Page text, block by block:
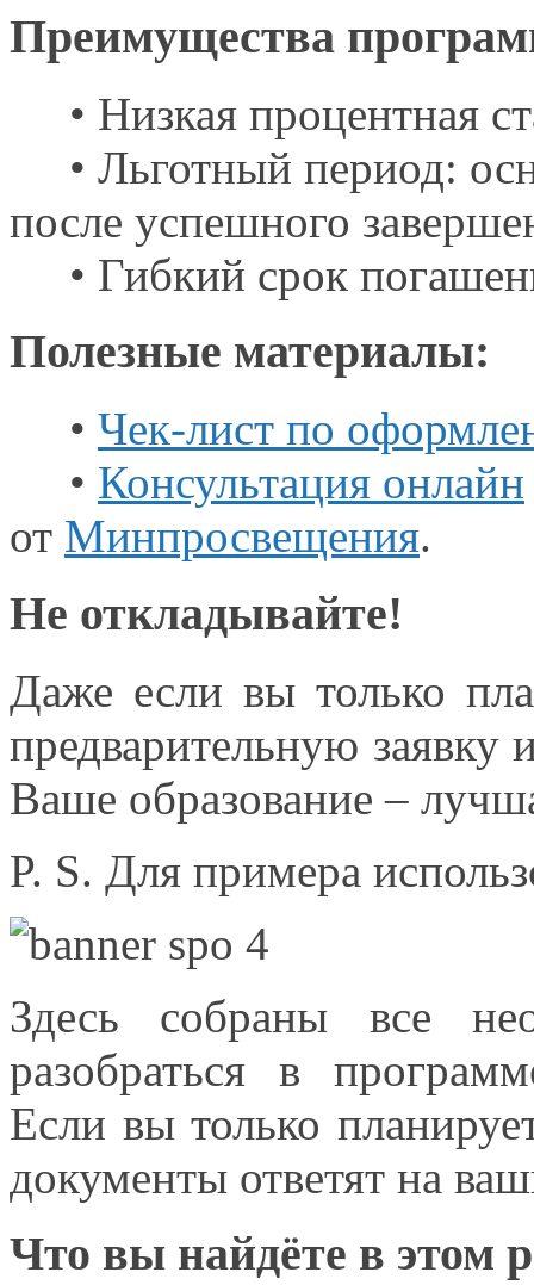
Преимущества
• Низкая процентная
• Льготный период:
после успешного
• Гибкий срок
Полезные материалы:
• Чек-лист по
• Консультация онлайн
от Минпросвещения.
Не откладывайте!
Даже если вы только
предварительную заявку
Ваше образование –
P. S. Для примера
Здесь собраны все
разобратьсяв
Если вы только
документы ответят на
Что вы найдёте в этом